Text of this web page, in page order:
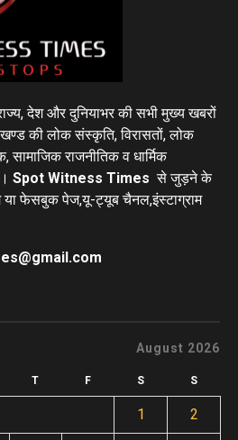
देश और दुनियाभर की सभी मुख्य खबरों
की लोक संस्कृति, विरासतों, लोक
राजनीतिक व धार्मिक
Spot Witness Times से जुड़ने के
या फेसबुक पेज,यू-ट्यूब चैनल,इंस्टाग्राम
August 2026
T F S S
1 2